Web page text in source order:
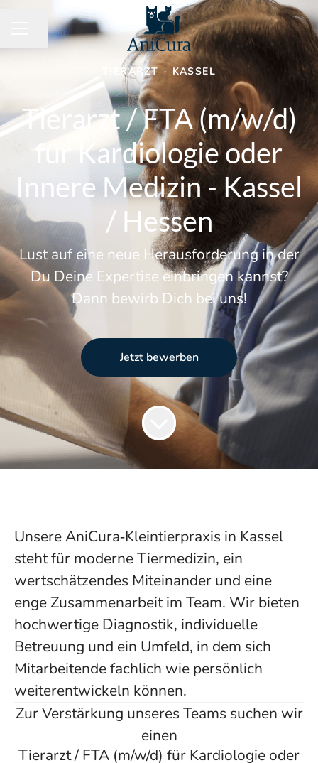
KARRIEREMENÜ
Seite teilen
TIERARZT · KASSEL
Tierarzt / FTA (m/w/d)
für Kardiologie oder
Innere Medizin - Kassel
/ Hessen
Lust auf eine neue Herausforderung in der
Du Deine Expertise einbringen kannst?
Dann bewirb Dich bei uns!
Jetzt bewerben
Unsere AniCura‑Kleintierpraxis in Kassel
steht für moderne Tiermedizin, ein
wertschätzendes Miteinander und eine
enge Zusammenarbeit im Team. Wir bieten
hochwertige Diagnostik, individuelle
Betreuung und ein Umfeld, in dem sich
Mitarbeitende fachlich wie persönlich
weiterentwickeln können.
Zur Verstärkung unseres Teams suchen wir
einen
Tierarzt / FTA (m/w/d) für Kardiologie oder